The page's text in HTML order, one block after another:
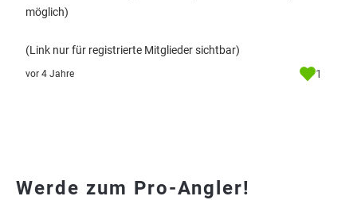
möglich)
(Link nur für registrierte Mitglieder sichtbar)
vor 4 Jahre 1
Werde zum Pro-Angler!